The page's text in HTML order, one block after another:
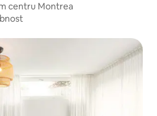
centru Montrea